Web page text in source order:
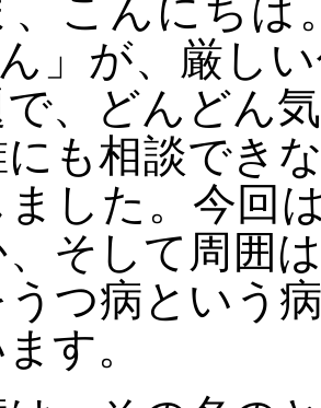
、こんにちは
ん」が、厳し
、どんどん
も相談でき
した。今回
そして周囲
つ病という
す。